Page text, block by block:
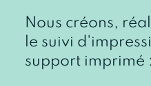
Nous créons,
le suivi
support imprimé :